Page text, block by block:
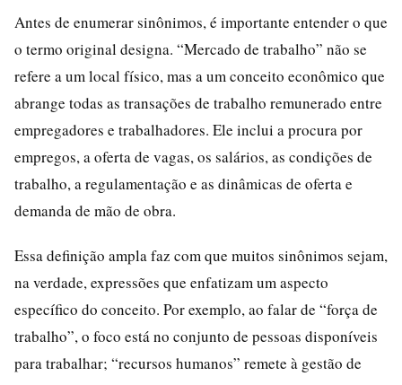
Antes de enumerar sinônimos, é importante entender o que
o termo original designa. “Mercado de trabalho” não se
refere a um local físico, mas a um conceito econômico que
abrange todas as transações de trabalho remunerado entre
empregadores e trabalhadores. Ele inclui a procura por
empregos, a oferta de vagas, os salários, as condições de
trabalho, a regulamentação e as dinâmicas de oferta e
demanda de mão de obra.
Essa definição ampla faz com que muitos sinônimos sejam,
na verdade, expressões que enfatizam um aspecto
específico do conceito. Por exemplo, ao falar de “força de
trabalho”, o foco está no conjunto de pessoas disponíveis
para trabalhar; “recursos humanos” remete à gestão de